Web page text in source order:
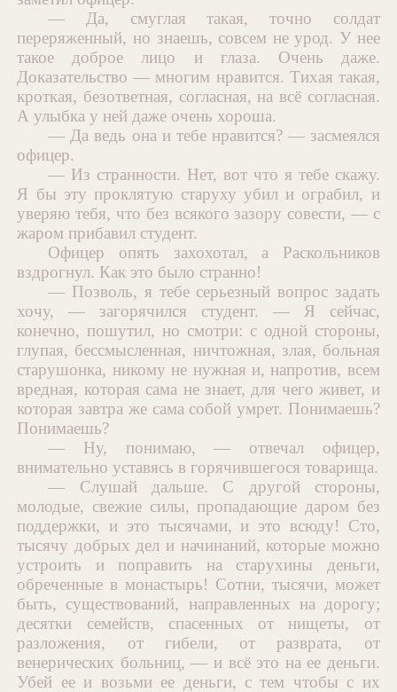
— Да, смуглая такая, точно солдат
переряженный, но знаешь, совсем не урод. У нее
такое доброе лицо и глаза. Очень даже.
Доказательство — многим нравится. Тихая такая,
кроткая, безответная, согласная, на всё согласная.
А улыбка у ней даже очень хороша.
— Да ведь она и тебе нравится? — засмеялся
офицер.
— Из странности. Нет, вот что я тебе скажу.
Я бы эту проклятую старуху убил и ограбил, и
уверяю тебя, что без всякого зазору совести, — с
жаром прибавил студент.
Офицер опять захохотал, а Раскольников
вздрогнул. Как это было странно!
— Позволь, я тебе серьезный вопрос задать
хочу, — загорячился студент. — Я сейчас,
конечно, пошутил, но смотри: с одной стороны,
глупая, бессмысленная, ничтожная, злая, больная
старушонка, никому не нужная и, напротив, всем
вредная, которая сама не знает, для чего живет, и
которая завтра же сама собой умрет. Понимаешь?
Понимаешь?
— Ну, понимаю, — отвечал офицер,
внимательно уставясь в горячившегося товарища.
— Слушай дальше. С другой стороны,
молодые, свежие силы, пропадающие даром без
поддержки, и это тысячами, и это всюду! Сто,
тысячу добрых дел и начинаний, которые можно
устроить и поправить на старухины деньги,
обреченные в монастырь! Сотни, тысячи, может
быть, существований, направленных на дорогу;
десятки семейств, спасенных от нищеты, от
разложения, от гибели, от разврата, от
венерических больниц, — и всё это на ее деньги.
Убей ее и возьми ее деньги, с тем чтобы с их